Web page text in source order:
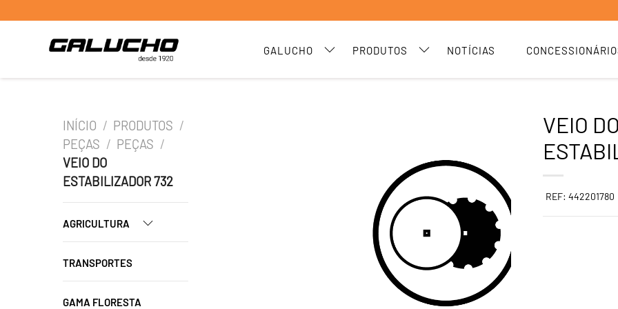
GALUCHO PRODUTOS NOTÍCIAS
INÍCIO / PRODUTOS /
PEÇAS / PEÇAS /
VEIO DO
ESTABILIZADOR 732
AGRICULTURA
TRANSPORTES
GAMA FLORESTA
VEIO DO
REF: 442201780